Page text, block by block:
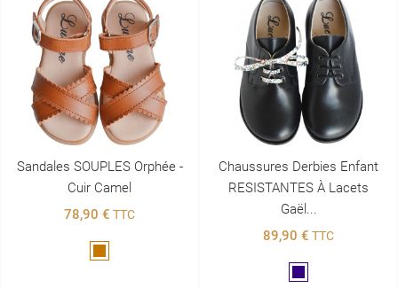
Sandales SOUPLES Orphée -
Cuir Camel
78,90 € TTC
Chaussures Derbies Enfant
RESISTANTES À Lacets
Gaël...
89,90 € TTC